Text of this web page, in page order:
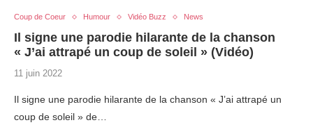
Coup de Coeur Humour Vidéo Buzz News
Il signe une parodie hilarante de la chanson
« J’ai attrapé un coup de soleil » (Vidéo)
11 juin 2022
Il signe une parodie hilarante de la chanson « J’ai attrapé un
coup de soleil » de…